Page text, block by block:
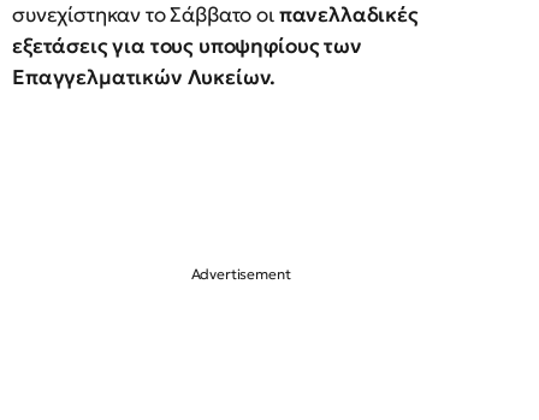
συνεχίστηκαν το Σάββατο οιπανελλαδικές
εξετάσεις για τους υποψηφίους των
Επαγγελματικών Λυκείων.